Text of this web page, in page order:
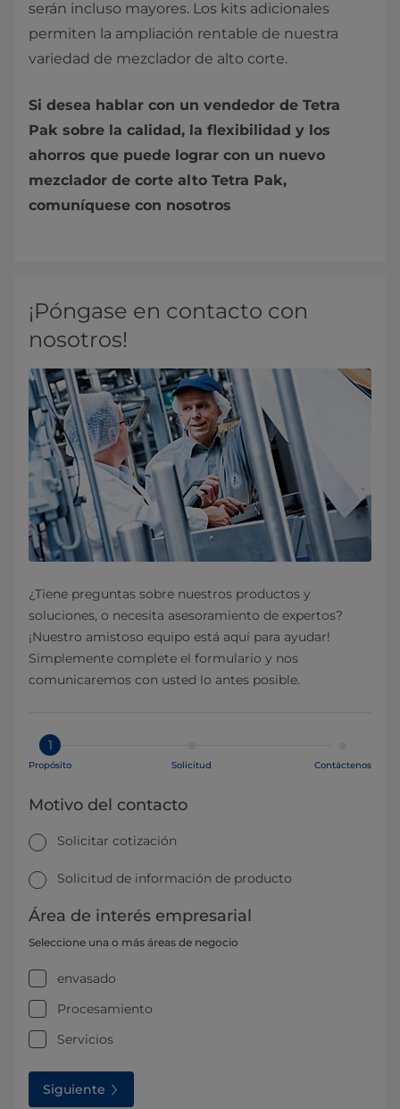
serán incluso mayores. Los kits adicionales
permiten la ampliación rentable de nuestra
variedad de mezclador de alto corte.
Si desea hablar con un vendedor de Tetra
Pak sobre la calidad, la flexibilidad y los
ahorros que puede lograr con un nuevo
mezclador de corte alto Tetra Pak,
comuníquese con nosotros
¡Póngase en contacto con
nosotros!
¿Tiene preguntas sobre nuestros productos y
soluciones, o necesita asesoramiento de expertos?
¡Nuestro amistoso equipo está aquí para ayudar!
Simplemente complete el formulario y nos
comunicaremos con usted lo antes posible.
1
Propósito Solicitud Contáctenos
Motivo del contacto
Solicitar cotización
Solicitud de información de producto
Área de interés empresarial
Seleccione una o más áreas de negocio
envasado
Procesamiento
Servicios
Siguiente